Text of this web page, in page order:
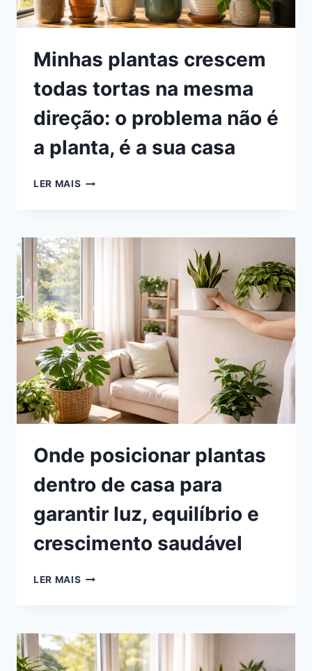
Minhas plantas crescem
todas tortas na mesma
direção: o problema não é
a planta, é a sua casa
LER MAIS MINHAS
TORTAS
PROBLEMA
NÃO
É
A
PLANTA,
É
A
SUA
Onde posicionar plantas
dentro de casa para
garantir luz, equilíbrio e
crescimento saudável
LER MAIS ONDE
DE
CASA
PARA